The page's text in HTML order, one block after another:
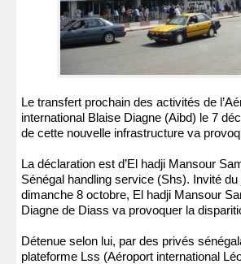
Le transfert prochain des activités de l’Aéroport international Léopold Sédar Senghor vers le nouvel Aéroport
international Blaise Diagne (Aibd) le 7
de cette nouvelle infrastructure va
La déclaration est d’El hadji Mansour
Sénégal handling service (Shs). Invité
dimanche 8 octobre, El hadji Mansour
Diagne de Diass va provoquer la
Détenue selon lui, par des privés
plateforme Lss (Aéroport international